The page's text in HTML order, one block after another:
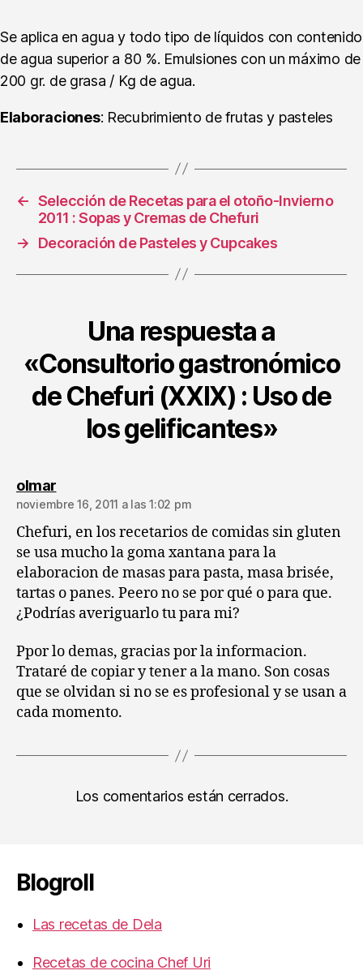
Se aplica en agua y todo tipo de líquidos con contenido
de agua superior a 80 %. Emulsiones con un máximo de
200 gr. de grasa / Kg de agua.
Elaboraciones: Recubrimiento de frutas y pasteles
← Selección de Recetas para el otoño-Invierno
2011 : Sopas y Cremas de Chefuri
→
Decoración de Pasteles y Cupcakes
Una respuesta a
«Consultorio gastronómico
de Chefuri (XXIX) : Uso de
los gelificantes»
olmardice:
noviembre 16, 2011 a las 1:02 pm
Chefuri, en los recetarios de comidas sin gluten
se usa mucho la goma xantana para la
elaboracion de masas para pasta, masa brisée,
tartas o panes. Peero no se por qué o para que.
¿Podrías averiguarlo tu para mi?
Ppor lo demas, gracias por la informacion.
Trataré de copiar y tener a la mano. Son cosas
que se olvidan si no se es profesional y se usan a
cada momento.
Los comentarios están cerrados.
Blogroll
Las recetas de Dela
Recetas de cocina Chef Uri